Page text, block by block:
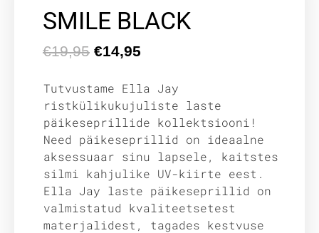
SMILE BLACK
€19,95 €14,95
Tutvustame Ella Jay
ristkülikukujuliste laste
päikeseprillide kollektsiooni!
Need päikeseprillid on ideaalne
aksessuaar sinu lapsele, kaitstes
silmi kahjulike UV-kiirte eest.
Ella Jay laste päikeseprillid on
valmistatud kvaliteetsetest
materjalidest, tagades kestvuse